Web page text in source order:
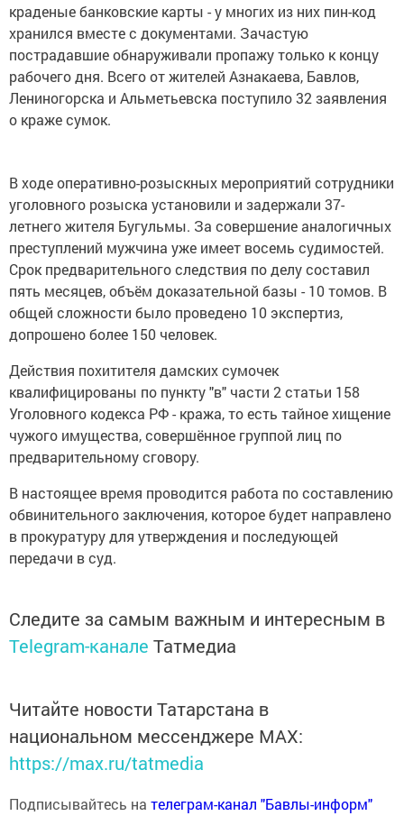
краденые банковские карты - у многих из них пин-код
хранился вместе с документами. Зачастую
пострадавшие обнаруживали пропажу только к концу
рабочего дня. Всего от жителей Азнакаева, Бавлов,
Лениногорска и Альметьевска поступило 32 заявления
о краже сумок.
В ходе оперативно-розыскных мероприятий сотрудники
уголовного розыска установили и задержали 37-
летнего жителя Бугульмы. За совершение аналогичных
преступлений мужчина уже имеет восемь судимостей.
Срок предварительного следствия по делу составил
пять месяцев, объём доказательной базы - 10 томов. В
общей сложности было проведено 10 экспертиз,
допрошено более 150 человек.
Действия похитителя дамских сумочек
квалифицированы по пункту "в" части 2 статьи 158
Уголовного кодекса РФ - кража, то есть тайное хищение
чужого имущества, совершённое группой лиц по
предварительному сговору.
В настоящее время проводится работа по составлению
обвинительного заключения, которое будет направлено
в прокуратуру для утверждения и последующей
передачи в суд.
Следите за самым важным и интересным в
Telegram-канале Татмедиа
Читайте новости Татарстана в
национальном мессенджере MАХ:
https://max.ru/tatmedia
Подписывайтесь на телеграм-канал "Бавлы-информ"